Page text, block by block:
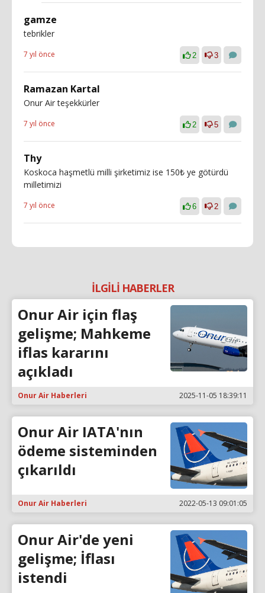
gamze
tebrikler
7 yıl önce 2 3
Ramazan Kartal
Onur Air teşekkürler
7 yıl önce 2 5
Thy
Koskoca haşmetlü milli şirketimiz ise 150₺ ye götürdü
milletimizi
7 yıl önce 6 2
İLGİLİ HABERLER
Onur Air için flaş
gelişme; Mahkeme
iflas kararını
açıkladı
Onur Air Haberleri 2025-11-05 18:39:11
Onur Air IATA'nın
ödeme sisteminden
çıkarıldı
Onur Air Haberleri 2022-05-13 09:01:05
Onur Air'de yeni
gelişme; İflası
istendi